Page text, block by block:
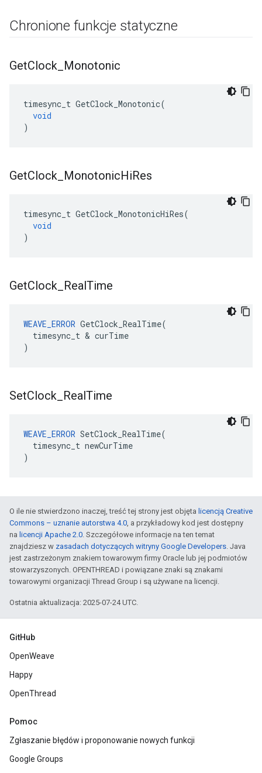
Chronione funkcje statyczne
GetClock Monotonic
timesync_t GetClock_Monotonic(
void
)
GetClock MonotonicHiRes
timesync_t GetClock_MonotonicHiRes(
void
)
GetClock RealTime
WEAVE_ERROR GetClock_RealTime(
timesync_t & curTime
)
SetClock RealTime
WEAVE_ERROR SetClock_RealTime(
timesync_t newCurTime
)
O ile nie stwierdzono inaczej, treść tej strony jest objęta licencją Creative
Commons – uznanie autorstwa 4.0, a przykładowy kod jest dostępny
na licencji Apache 2.0. Szczegółowe informacje na ten temat
znajdziesz w zasadach dotyczących witryny Google Developers. Java
jest zastrzeżonym znakiem towarowym firmy Oracle lub jej podmiotów
stowarzyszonych. OPENTHREAD i powiązane znaki są znakami
towarowymi organizacji Thread Group i są używane na licencji.
Ostatnia aktualizacja: 2025-07-24 UTC.
GitHub
OpenWeave
Happy
OpenThread
Pomoc
Zgłaszanie błędów i proponowanie nowych funkcji
Google Groups